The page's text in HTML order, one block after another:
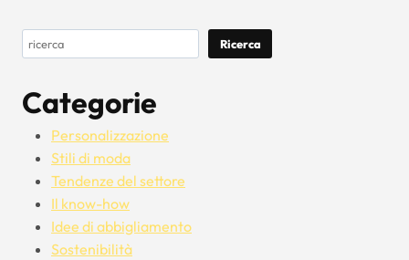
secchiello
Cerca Ricerca
Categorie
Personalizzazione
Stili di moda
Tendenze del settore
Il know-how
Idee di abbigliamento
Sostenibilità